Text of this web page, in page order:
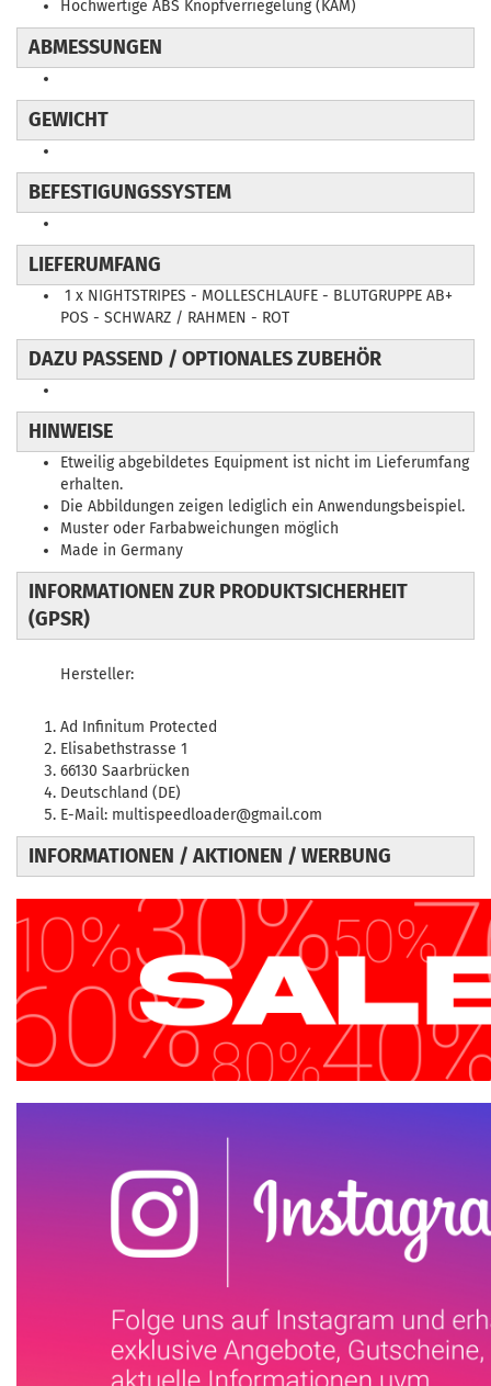
Hochwertige ABS Knopfverriegelung (KAM)
ABMESSUNGEN
GEWICHT
BEFESTIGUNGSSYSTEM
LIEFERUMFANG
1 x NIGHTSTRIPES - MOLLESCHLAUFE - BLUTGRUPPE AB+
POS - SCHWARZ / RAHMEN - ROT
DAZU PASSEND / OPTIONALES ZUBEHÖR
HINWEISE
Etweilig abgebildetes Equipment ist nicht im Lieferumfang
erhalten.
Die Abbildungen zeigen lediglich ein Anwendungsbeispiel.
Muster oder Farbabweichungen möglich
Made in Germany
INFORMATIONEN ZUR PRODUKTSICHERHEIT
(GPSR)
Hersteller:
Ad Infinitum Protected
Elisabethstrasse 1
66130 Saarbrücken
Deutschland (DE)
E-Mail: multispeedloader@gmail.com
INFORMATIONEN / AKTIONEN / WERBUNG